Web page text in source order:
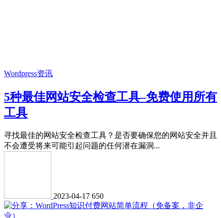
Wordpress资讯
5种最佳网站安全检查工具–免费使用所有
工具
寻找最佳的网站安全检查工具？是否要确保您的网站安全并且
不会遭受将来可能引起问题的任何潜在漏洞...
2023-04-17 650